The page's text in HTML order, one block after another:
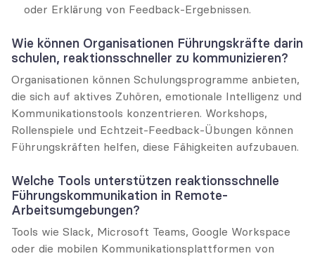
oder Erklärung von Feedback-Ergebnissen.
Wie können Organisationen Führungskräfte darin
schulen, reaktionsschneller zu kommunizieren?
Organisationen können Schulungsprogramme anbieten,
die sich auf aktives Zuhören, emotionale Intelligenz und
Kommunikationstools konzentrieren. Workshops,
Rollenspiele und Echtzeit-Feedback-Übungen können
Führungskräften helfen, diese Fähigkeiten aufzubauen.
Welche Tools unterstützen reaktionsschnelle
Führungskommunikation in Remote-
Arbeitsumgebungen?
Tools wie Slack, Microsoft Teams, Google Workspace
oder die mobilen Kommunikationsplattformen von